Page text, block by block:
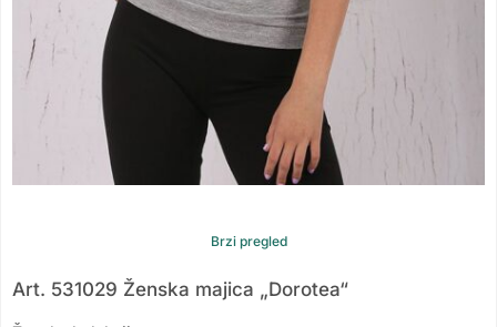
Brzi pregled
Art. 531029 Ženska majica „Dorotea“